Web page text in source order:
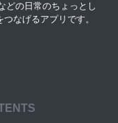
どの日常のちょっとし
なげるアプリです。